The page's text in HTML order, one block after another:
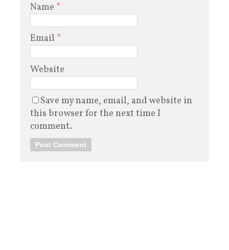
Name *
Email *
Website
Save my name, email, and website in
this browser for the next time I
comment.